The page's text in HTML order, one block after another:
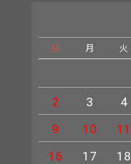
日 月 火
2
3 4
9
10 11
16
17 18